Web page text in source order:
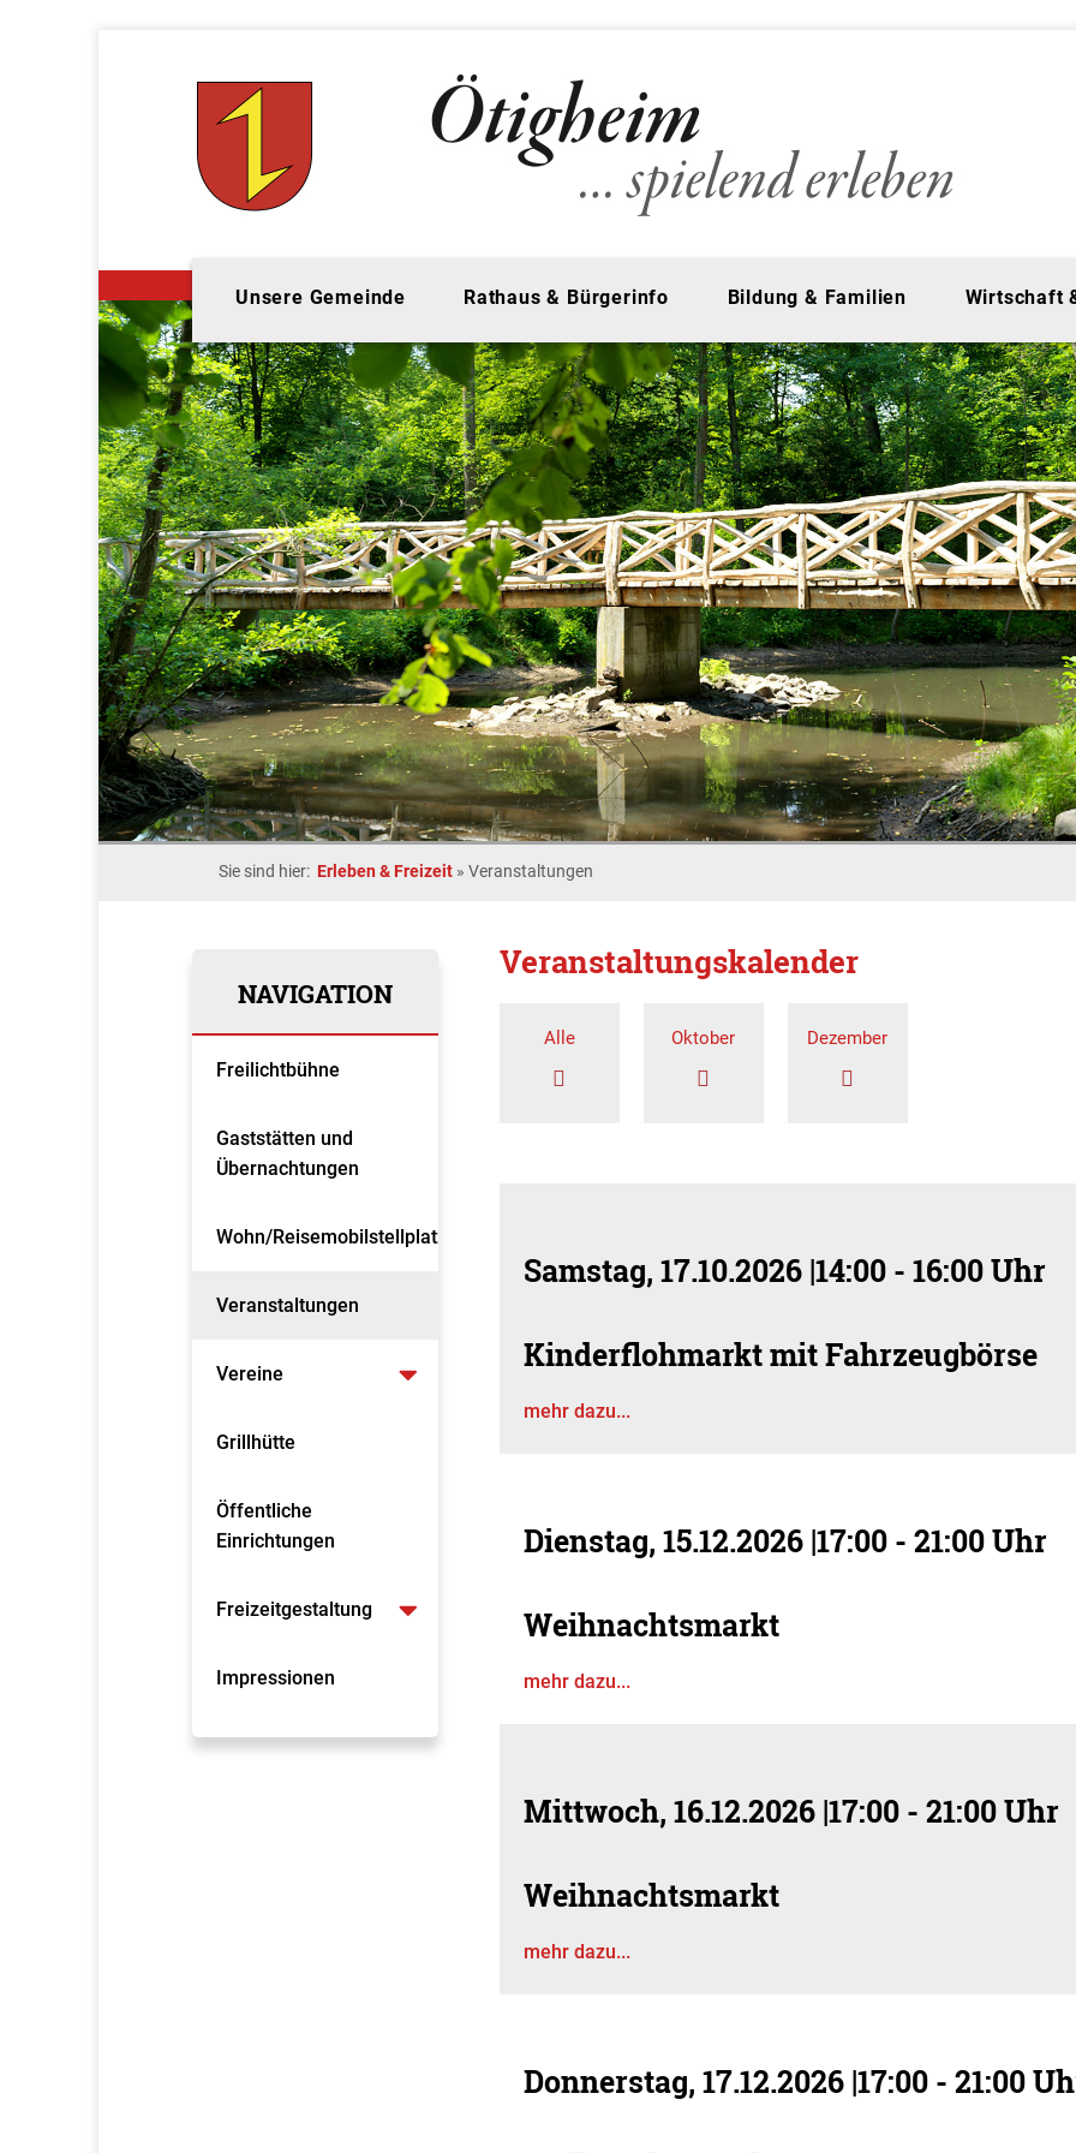
Unsere Gemeinde Rathaus & Bürgerinfo Bildung & Familien Wirtschaft
Sie sind hier: Erleben & Freizeit » Veranstaltungen
NAVIGATION
Freilichtbühne
Gaststätten und
Übernachtungen
Wohn/Reisemobilstellplatz
Veranstaltungen
Vereine
Grillhütte
Öffentliche
Einrichtungen
Freizeitgestaltung
Impressionen
Veranstaltungskalender
Alle Oktober Dezember
Samstag, 17.10.2026 |14:00 - 16:00 Uhr
Kinderflohmarkt mit Fahrzeugbörse
mehr dazu...
Dienstag, 15.12.2026 |17:00 - 21:00 Uhr
Weihnachtsmarkt
mehr dazu...
Mittwoch, 16.12.2026 |17:00 - 21:00 Uhr
Weihnachtsmarkt
mehr dazu...
Donnerstag, 17.12.2026 |17:00 - 21:00